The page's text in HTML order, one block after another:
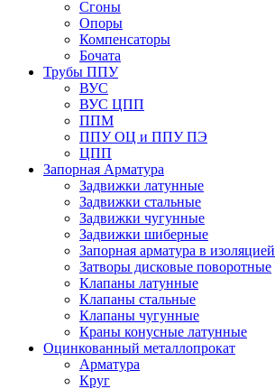
Сгоны
Опоры
Компенсаторы
Бочата
Трубы ППУ
ВУС
ВУС ЦПП
ППМ
ППУ ОЦ и ППУ ПЭ
ЦПП
Запорная Арматура
Задвижки латунные
Задвижки стальные
Задвижки чугунные
Задвижки шиберные
Запорная арматура в изоляцией
Затворы дисковые поворотные
Клапаны латунные
Клапаны стальные
Клапаны чугунные
Краны конусные латунные
Оцинкованный металлопрокат
Арматура
Круг